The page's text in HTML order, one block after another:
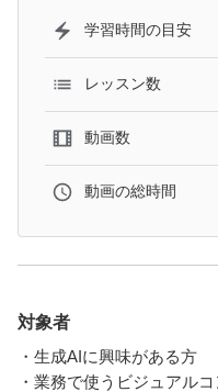
学習時間の目安
レッスン数
動画数
動画の総時間
対象者
・生成AIに興味がある方
・業務で使うビジュアル